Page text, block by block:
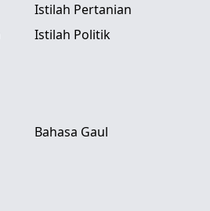
Istilah Pertanian
Istilah Politik
Bahasa Gaul